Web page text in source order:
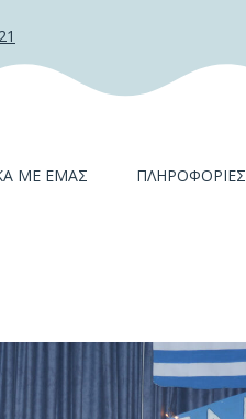
ΜΕ ΕΜΆΣ ΠΛΗΡΟΦΟΡΊΕΣ
Δραστηριότητες